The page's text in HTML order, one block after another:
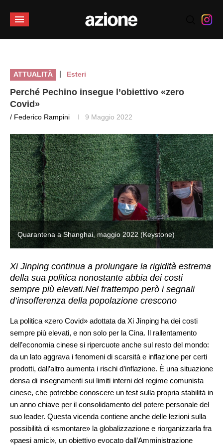
ATTUALITÀ | Esteri
Perché Pechino insegue l’obiettivo «zero
Covid»
/ Federico Rampini 9 Maggio 2022
Quarantena a Shanghai, maggio 2022 (Keystone)
Xi Jinping continua a prolungare la rigidità estrema
della sua politica nonostante abbia dei costi
sempre più elevati.Nel frattempo però i segnali
d’insofferenza della popolazione crescono
La politica «zero Covid» adottata da Xi Jinping ha dei costi
sempre più elevati, e non solo per la Cina. Il rallentamento
dell’economia cinese si ripercuote anche sul resto del mondo:
da un lato aggrava i fenomeni di scarsità e inflazione per certi
prodotti, dall’altro aumenta i rischi d’inflazione. È una situazione
densa di insegnamenti sui limiti interni del regime comunista
cinese, che potrebbe conoscere un test sulla propria stabilità in
un anno chiave per il consolidamento del potere personale del
suo leader. Questa vicenda contiene anche delle lezioni sulla
possibilità di «smontare» la globalizzazione e riorganizzarla fra
«paesi amici», un obiettivo evocato dall’Amministrazione